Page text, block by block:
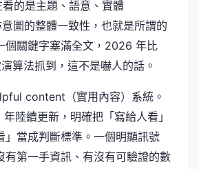
的是主題、語意、實體
意圖的整體一致性，也就是所謂的
個關鍵字塞滿全文，2026 年比
算法抓到，這不是嚇人的話。
content（實用內容）系統。
陸續更新，明確把「寫給人看」
」當成判斷標準。一個明顯訊號
有第一手資訊、有沒有可驗證的數